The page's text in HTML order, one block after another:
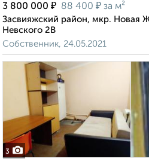
3 800 000 ₽ 88 400 ₽ за м²
Засвияжский район, мкр. Новая
Невского 2В
Собственник, 24.05.2021
3